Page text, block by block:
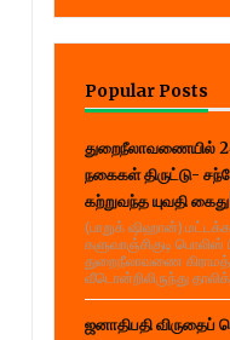
Popular Posts
துறைநீலாவணையில்
நகைகள் திருட்டு-
கற்றுவந்த யுவதி
(பாறுக் ஷிஹான்)
களுவாஞ்சிகுடி பொலிஸ்
துறைநீலாவணை
வீடொன்றிலிருந்து
ஜனாதிபதி விருதைப்